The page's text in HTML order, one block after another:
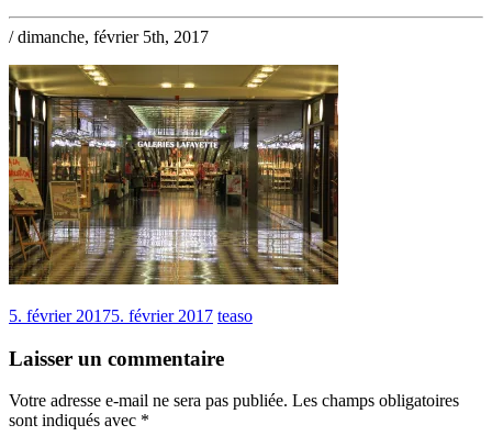
/ dimanche, février 5th, 2017
5. février 20175. février 2017 teaso
Laisser un commentaire
Votre adresse e-mail ne sera pas publiée. Les champs obligatoires
sont indiqués avec *